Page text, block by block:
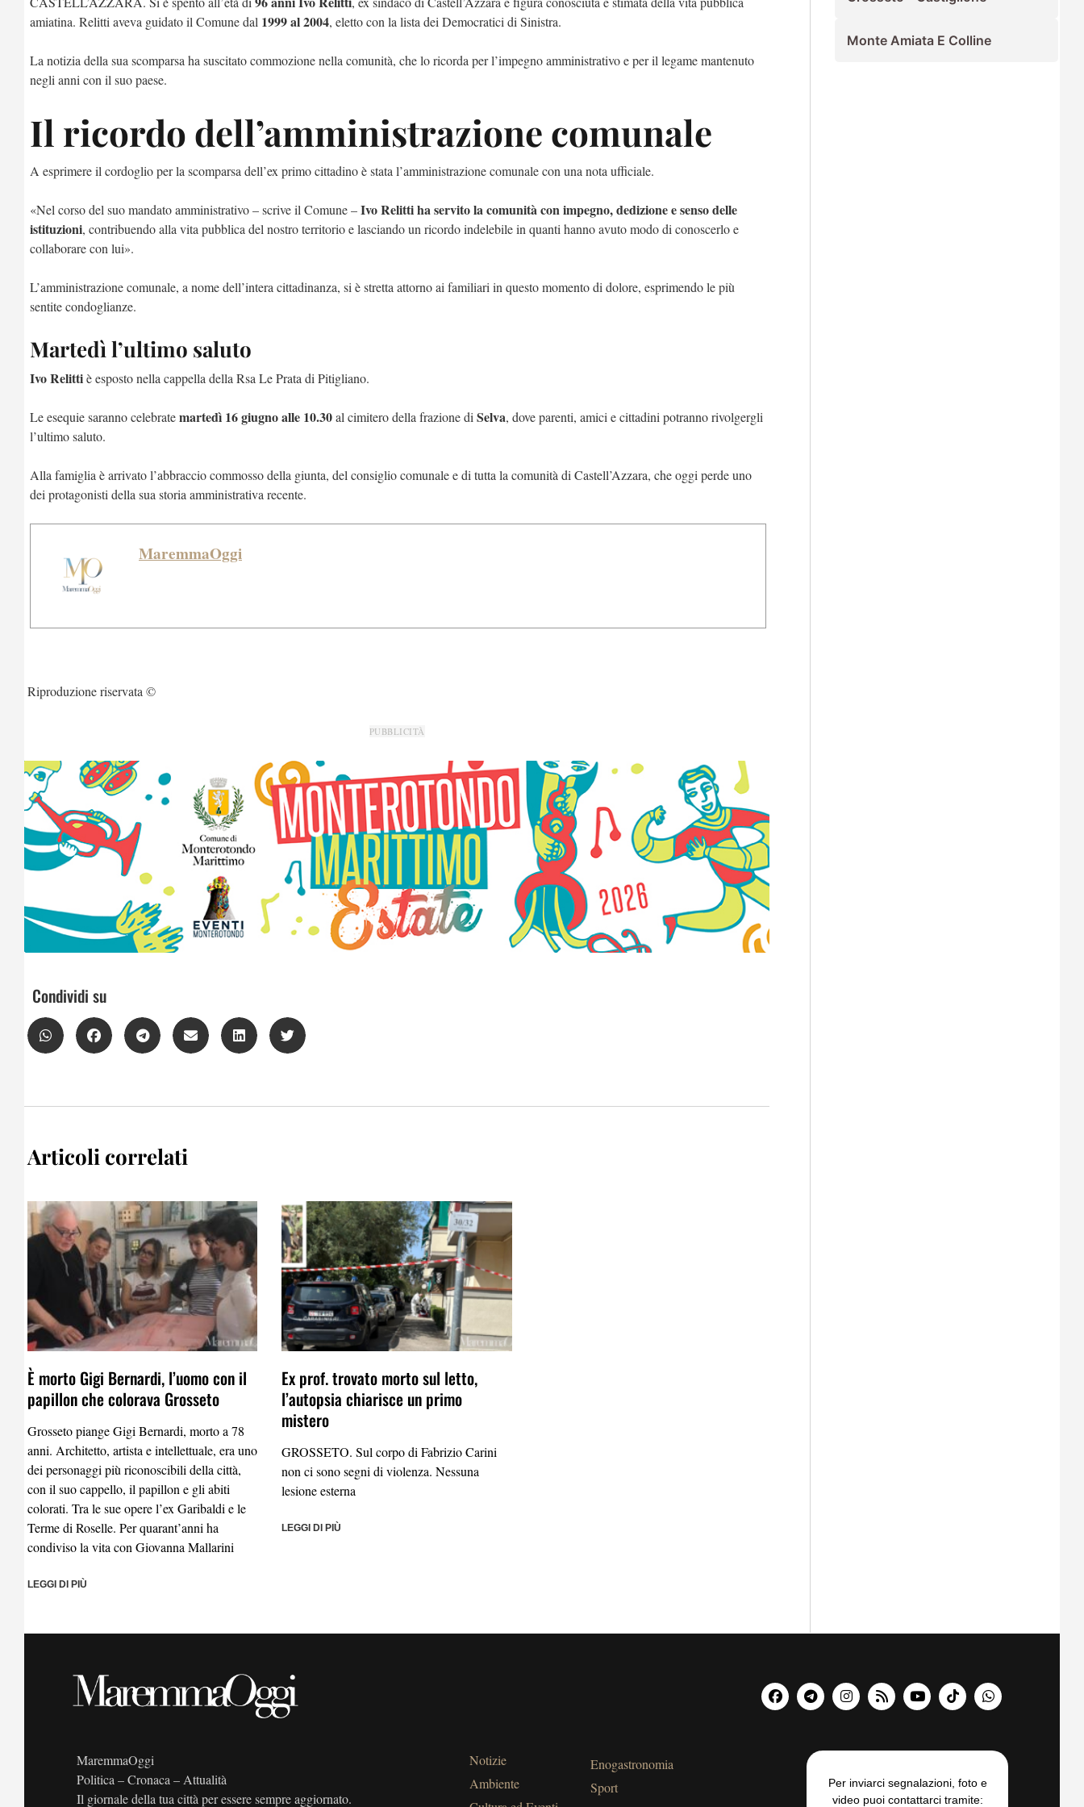
amiatina. Relitti aveva guidato il Comune dal 1999 al 2004, eletto con la lista dei Democratici di Sinistra.
La notizia della sua scomparsa ha suscitato commozione nella comunità, che lo ricorda per l’impegno amministrativo e per il legame mantenuto
negli anni con il suo paese.
Il ricordo dell’amministrazione comunale
A esprimere il cordoglio per la scomparsa dell’ex primo cittadino è stata l’amministrazione comunale con una nota ufficiale.
«Nel corso del suo mandato amministrativo – scrive il Comune –Ivo Relitti ha servito la comunità con impegno, dedizione e senso delle
istituzioni, contribuendo alla vita pubblica del nostro territorio e lasciando un ricordo indelebile in quanti hanno avuto modo di conoscerlo e
collaborare con lui».
L’amministrazione comunale, a nome dell’intera cittadinanza, si è stretta attorno ai familiari in questo momento di dolore, esprimendo le più
sentite condoglianze.
Martedì l’ultimo saluto
Ivo Relittiè esposto nella cappella della Rsa Le Prata di Pitigliano.
Le esequie saranno celebratemartedì 16 giugno alle 10.30al cimitero della frazione di Selva, dove parenti, amici e cittadini potranno rivolgergli
l’ultimo saluto.
Alla famiglia è arrivato l’abbraccio commosso della giunta, del consiglio comunale e di tutta la comunità di Castell’Azzara, che oggi perde uno
dei protagonisti della sua storia amministrativa recente.
MaremmaOggi
Riproduzione riservata ©
PUBBLICITÀ
Condividi su
Articoli correlati
È morto Gigi Bernardi, l’uomo con il
papillon che colorava Grosseto
Grosseto piange Gigi Bernardi, morto a 78
anni. Architetto, artista e intellettuale, era uno
dei personaggi più riconoscibili della città,
con il suo cappello, il papillon e gli abiti
colorati. Tra le sue opere l’ex Garibaldi e le
Terme di Roselle. Per quarant’anni ha
condiviso la vita con Giovanna Mallarini
LEGGI DI PIÙ
Ex prof. trovato morto sul letto,
l’autopsia chiarisce un primo
mistero
GROSSETO. Sul corpo di Fabrizio Carini
non ci sono segni di violenza. Nessuna
lesione esterna
LEGGI DI PIÙ
Monte Amiata E Colline
MaremmaOggi
Politica – Cronaca – Attualità
Il giornale della tua città per essere sempre aggiornato.
Notizie
Ambiente
Enogastronomia
Sport
Per inviarci segnalazioni, foto e
video puoi contattarci tramite: